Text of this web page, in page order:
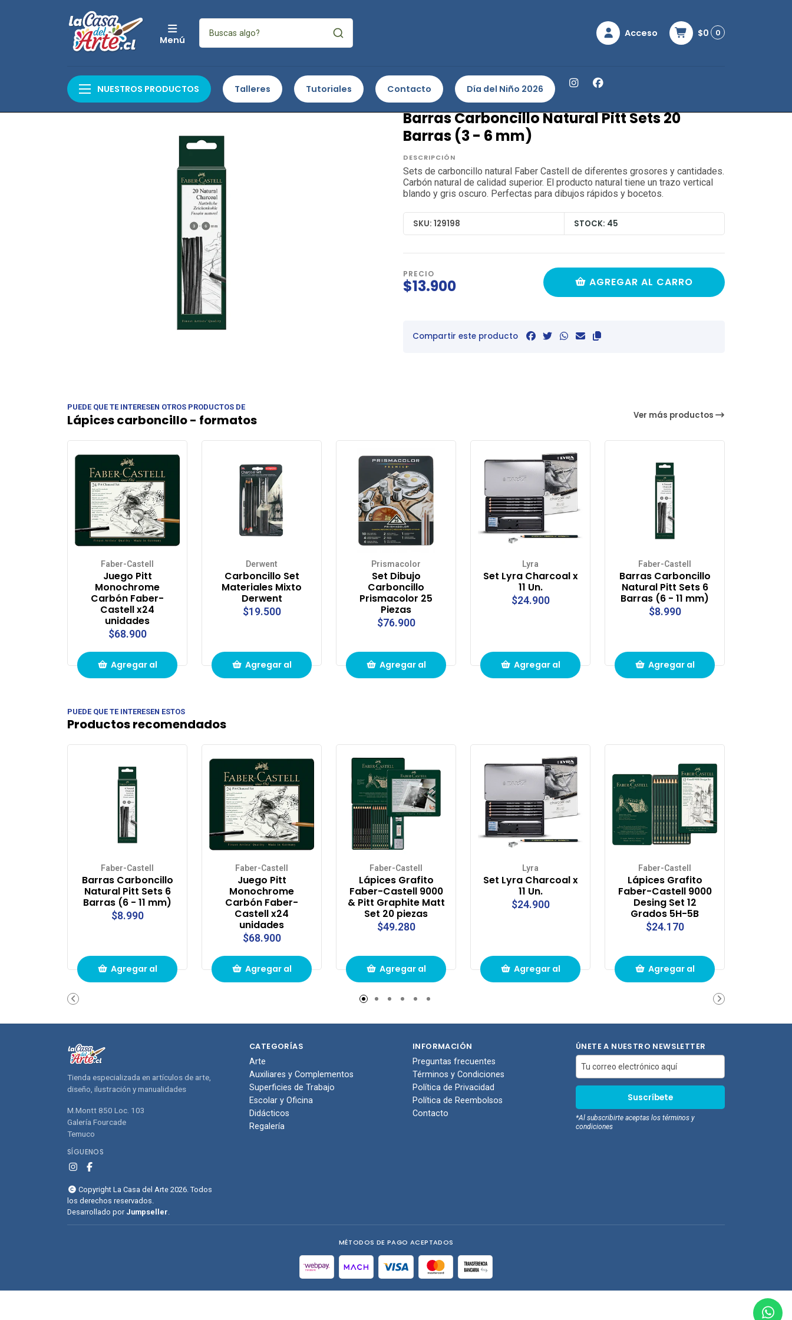
Menú
Acceso $0 0
NUESTROS PRODUCTOS Talleres Tutoriales Contacto Día del Niño 2026
Inicio Arte Artes Gráficas e Ilustración Lápices carboncillo - formatos Barras Carboncillo Natural Pitt Sets 20 Barras (3 - 6 mm)
FABER CASTELL
Barras Carboncillo Natural Pitt Sets 20
Barras (3 - 6 mm)
DESCRIPCIÓN
Sets de carboncillo natural Faber Castell de diferentes grosores y cantidades.
Carbón natural de calidad superior. El producto natural tiene un trazo vertical
blando y gris oscuro. Perfectas para dibujos rápidos y bocetos.
SKU: 129198 STOCK: 45
PRECIO
$13.900 AGREGAR AL CARRO
Compartir este producto
PUEDE QUE TE INTERESEN OTROS PRODUCTOS DE
Lápices carboncillo - formatos Ver más productos
Faber-Castell
Juego Pitt
Monochrome
Carbón Faber-
Castell x24
unidades
$68.900
Agregar al
compras
Derwent
Carboncillo Set
Materiales Mixto
Derwent
$19.500
Agregar al
Prismacolor
Set Dibujo
Carboncillo
Prismacolor 25
Piezas
$76.900
Agregar al
Lyra
Set Lyra Charcoal x
11 Un.
$24.900
Agregar al
Faber-Castell
Barras Carboncillo
Natural Pitt Sets 6
Barras (6 - 11 mm)
$8.990
Agregar al
PUEDE QUE TE INTERESEN ESTOS
Productos recomendados
Faber-Castell
Barras Carboncillo
Natural Pitt Sets 6
Barras (6 - 11 mm)
$8.990
Agregar al
compras
Faber-Castell
Juego Pitt
Monochrome
Carbón Faber-
Castell x24
unidades
$68.900
Agregar al
compras
Faber-Castell
Lápices Grafito
Faber-Castell 9000
& Pitt Graphite Matt
Set 20 piezas
$49.280
Agregar al
carrito de
compras
Lyra
Set Lyra Charcoal x
11 Un.
$24.900
Agregar al
compras
Faber-Castell
Lápices Grafito
Faber-Castell 9000
Desing Set 12
Grados 5H-5B
$24.170
Agregar al
compras
Tienda especializada en artículos de arte,
diseño, ilustración y manualidades
M.Montt 850 Loc. 103
Galería Fourcade
Temuco
SÍGUENOS
Copyright La Casa del Arte 2026. Todos
los derechos reservados.
Desarrollado por Jumpseller.
CATEGORÍAS
Arte
Auxiliares y Complementos
Superficies de Trabajo
Escolar y Oficina
Didácticos
Regalería
INFORMACIÓN
Preguntas frecuentes
Términos y Condiciones
Política de Privacidad
Política de Reembolsos
Contacto
ÚNETE A NUESTRO NEWSLETTER
*Al subscribirte aceptas los términos y
condiciones
MÉTODOS DE PAGO ACEPTADOS